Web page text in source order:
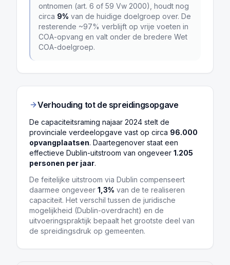
ontnomen (art. 6 of 59 Vw 2000), houdt nog
circa 9% van de huidige doelgroep over. De
resterende ~97% verblijft op vrije voeten in
COA-opvang en valt onder de bredere Wet
COA-doelgroep.
Verhouding tot de spreidingsopgave
De capaciteitsraming najaar 2024 stelt de
provinciale verdeelopgave vast op circa 96.000
opvangplaatsen. Daartegenover staat een
effectieve Dublin-uitstroom van ongeveer 1.205
personen per jaar.
De feitelijke uitstroom via Dublin compenseert
daarmee ongeveer 1,3% van de te realiseren
capaciteit. Het verschil tussen de juridische
mogelijkheid (Dublin-overdracht) en de
uitvoeringspraktijk bepaalt het grootste deel van
de spreidingsdruk op gemeenten.